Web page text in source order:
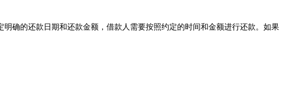
确的还款日期和还款金额，借款人需要按照约定的时间和金额进行还款。如果